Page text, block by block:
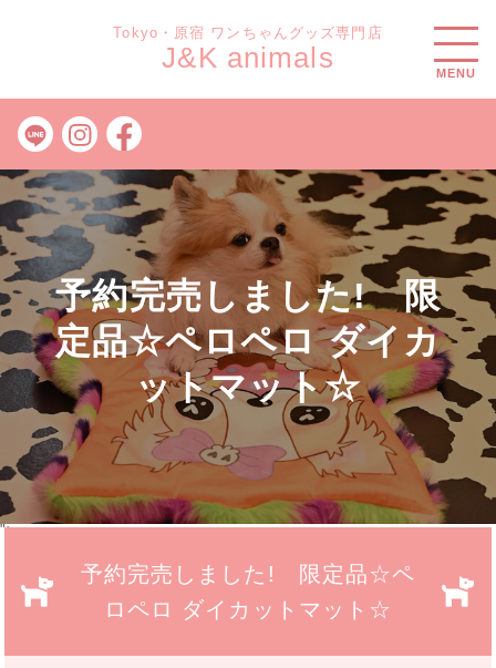
Tokyo・原宿 ワンちゃんグッズ専門店
J&K animals MENU
">
予約完売しました! 限
定品☆ペロペロ ダイカ
ットマット☆
予約完売しました! 限定品☆ペ
ロペロ ダイカットマット☆